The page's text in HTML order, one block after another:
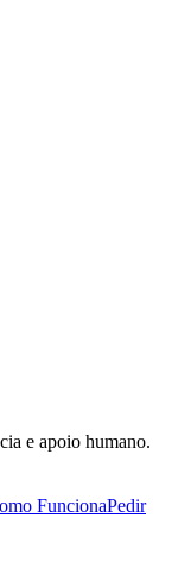
e apoio humano.
FuncionaPedir